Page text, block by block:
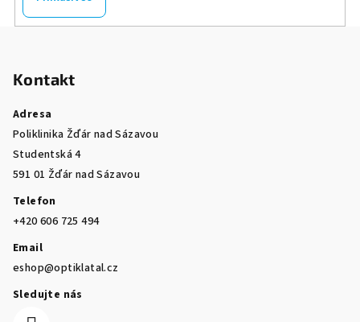
Kontakt
Adresa
Poliklinika Žďár nad Sázavou
Studentská 4
591 01 Žďár nad Sázavou
Telefon
+420 606 725 494
Email
eshop@optiklatal.cz
Sledujte nás